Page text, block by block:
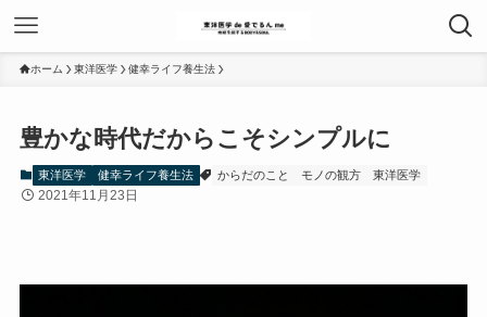
ホーム 東洋医学 健幸ライフ養生法
豊かな時代だからこそシンプルに
東洋医学 健幸ライフ養生法 からだのこと モノの観方 東洋医学
2021年11月23日